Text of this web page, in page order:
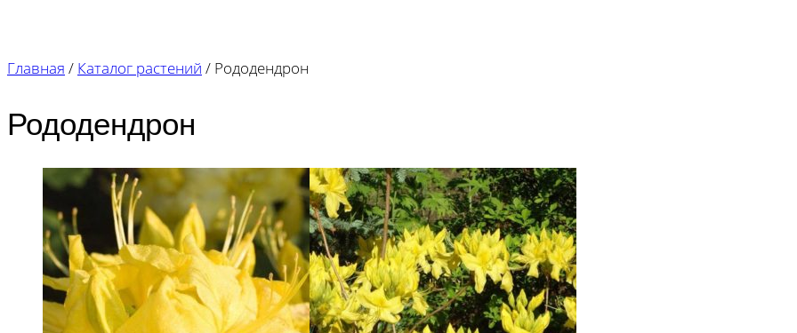
Главная / Каталог растений / Рододендрон
Рододендрон